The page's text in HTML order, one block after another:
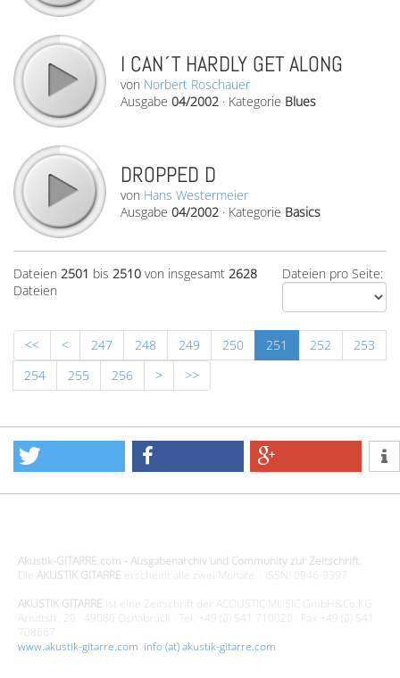
I CAN´T HARDLY GET ALONG
von Norbert Roschauer
Ausgabe 04/2002 · Kategorie Blues
DROPPED D
von Hans Westermeier
Ausgabe 04/2002 · Kategorie Basics
Dateien pro Seite:
Dateien 2501 bis 2510 von insgesamt 2628
Dateien
<< < 247 248 249 250 251 252
253
254
255 256 > >>
Akustik-GITARRE.com - Ausgabenarchiv und Community zur Zeitschrift.
Die AKUSTIK GITARRE erscheint alle zwei Monate. · ISSN: 0946-9397
AKUSTIK GITARRE ist eine Zeitschrift der ACOUSTIC MUSIC GmbH&Co.KG
Arndtstr. 20 · 49080 Osnabrück · Tel. +49 (0) 541 710020 · Fax +49 (0) 541
708667
www.akustik-gitarre.com ·info (at) akustik-gitarre.com